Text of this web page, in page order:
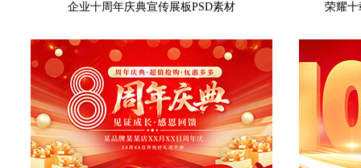
企业十周年庆典宣传展板PSD素材 荣耀十